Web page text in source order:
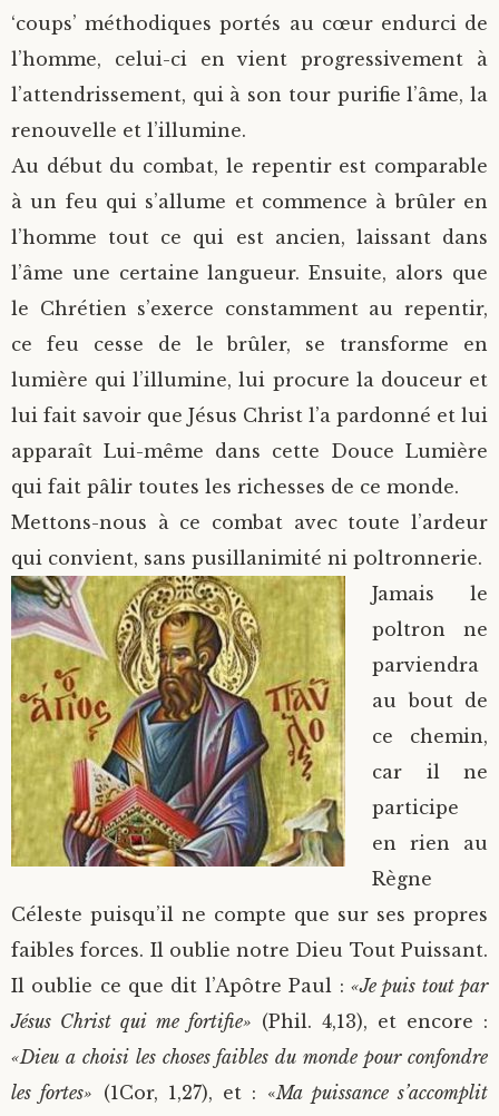
‘coups’ méthodiques portés au cœur endurci de
l’homme, celui-ci en vient progressivement à
l’attendrissement, qui à son tour purifie l’âme, la
renouvelle et l’illumine.
Au début du combat, le repentir est comparable
à un feu qui s’allume et commence à brûler en
l’homme tout ce qui est ancien, laissant dans
l’âme une certaine langueur. Ensuite, alors que
le Chrétien s’exerce constamment au repentir,
ce feu cesse de le brûler, se transforme en
lumière qui l’illumine, lui procure la douceur et
lui fait savoir que Jésus Christ l’a pardonné et lui
apparaît Lui-même dans cette Douce Lumière
qui fait pâlir toutes les richesses de ce monde.
Mettons-nous à ce combat avec toute l’ardeur
qui convient, sans pusillanimité ni poltronnerie.
Jamais le
poltron ne
parviendra
au bout de
ce chemin,
car il ne
participe
en rien au
Règne
Céleste puisqu’il ne compte que sur ses propres
faibles forces. Il oublie notre Dieu Tout Puissant.
Il oublie ce que dit l’Apôtre Paul : «Je puis tout par
Jésus Christ qui me fortifie» (Phil. 4,13), et encore :
«Dieu a choisi les choses faibles du monde pour confondre
les fortes» (1Cor, 1,27), et : «Ma puissance s’accomplit